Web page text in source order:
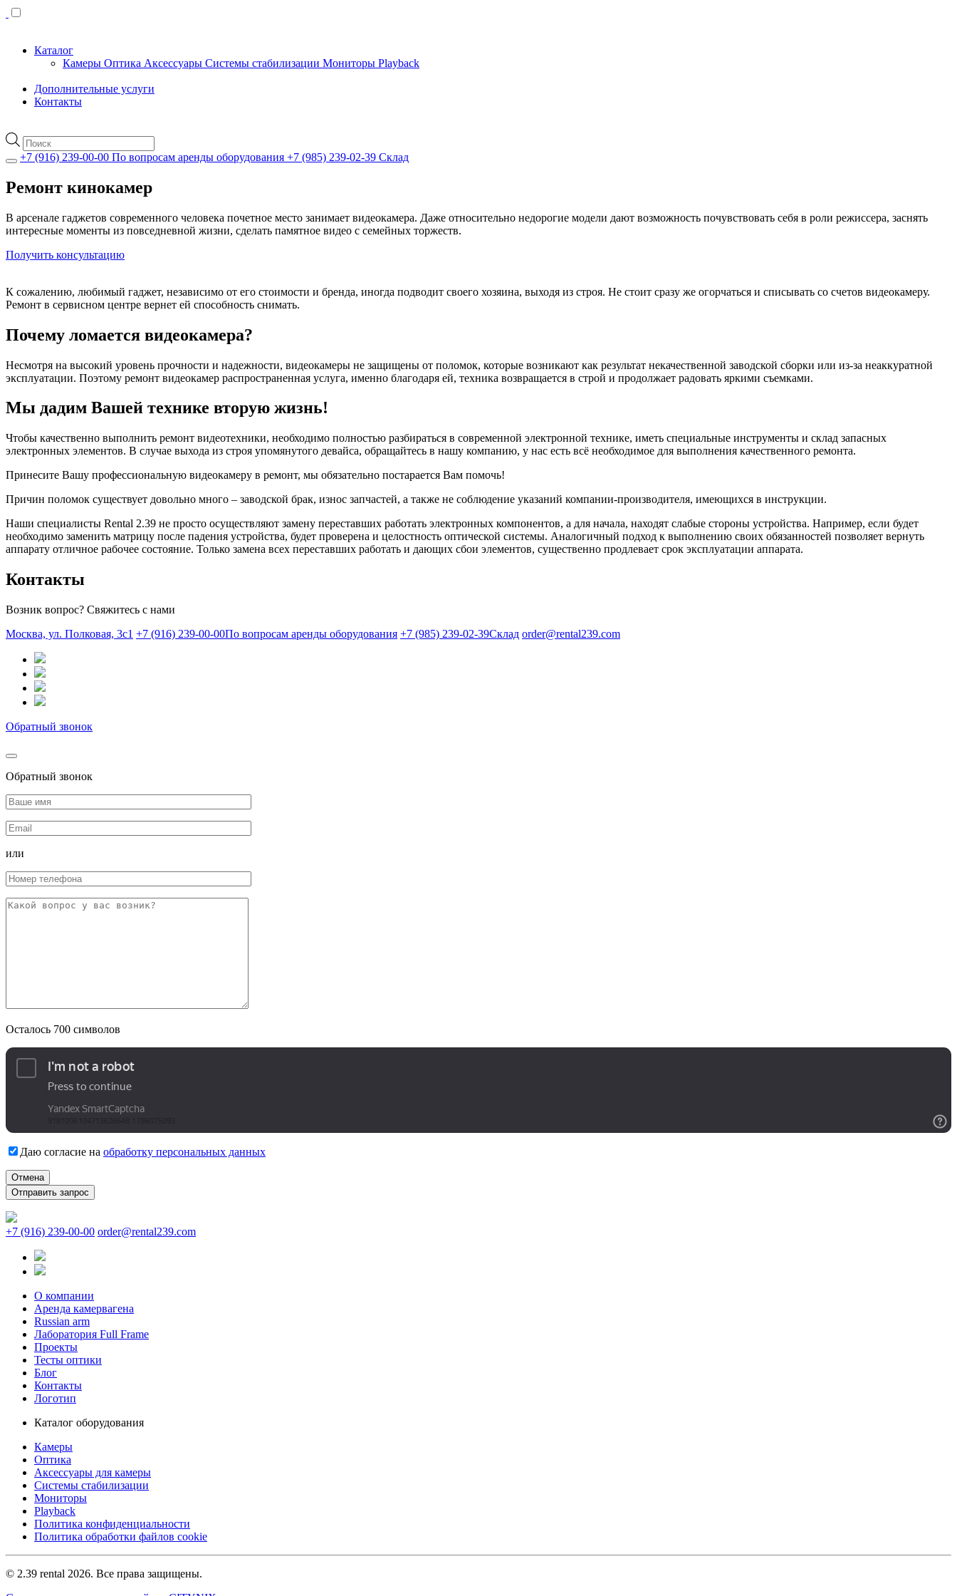
Каталог
Камеры Оптика Аксессуары Системы стабилизации Мониторы Playback
Дополнительные услуги
Контакты
Поиск
товаров
+7 (916) 239-00-00 По вопросам аренды оборудования +7 (985) 239-02-39 Склад
Ремонт кинокамер
В арсенале гаджетов современного человека почетное место занимает видеокамера. Даже относительно недорогие модели дают возможность почувствовать себя в роли режиссера, заснять
интересные моменты из повседневной жизни, сделать памятное видео с семейных торжеств.
Получить консультацию
К сожалению, любимый гаджет, независимо от его стоимости и бренда, иногда подводит своего хозяина, выходя из строя. Не стоит сразу же огорчаться и списывать со счетов видеокамеру.
Ремонт в сервисном центре вернет ей способность снимать.
Почему ломается видеокамера?
Несмотря на высокий уровень прочности и надежности, видеокамеры не защищены от поломок, которые возникают как результат некачественной заводской сборки или из-за неаккуратной
эксплуатации. Поэтому ремонт видеокамер распространенная услуга, именно благодаря ей, техника возвращается в строй и продолжает радовать яркими съемками.
Мы дадим Вашей технике вторую жизнь!
Чтобы качественно выполнить ремонт видеотехники, необходимо полностью разбираться в современной электронной технике, иметь специальные инструменты и склад запасных
электронных элементов. В случае выхода из строя упомянутого девайса, обращайтесь в нашу компанию, у нас есть всё необходимое для выполнения качественного ремонта.
Принесите Вашу профессиональную видеокамеру в ремонт, мы обязательно постарается Вам помочь!
Причин поломок существует довольно много – заводской брак, износ запчастей, а также не соблюдение указаний компании-производителя, имеющихся в инструкции.
Наши специалисты Rental 2.39 не просто осуществляют замену переставших работать электронных компонентов, а для начала, находят слабые стороны устройства. Например, если будет
необходимо заменить матрицу после падения устройства, будет проверена и целостность оптической системы. Аналогичный подход к выполнению своих обязанностей позволяет вернуть
аппарату отличное рабочее состояние. Только замена всех переставших работать и дающих сбои элементов, существенно продлевает срок эксплуатации аппарата.
Контакты
Возник вопрос? Свяжитесь с нами
Москва, ул. Полковая, 3с1 +7 (916) 239-00-00По вопросам аренды оборудования +7 (985) 239-02-39Склад order@rental239.com
Обратный звонок
Обратный звонок
или
Осталось 700 символов
Даю согласие на обработку персональных данных
Отмена
+7 (916) 239-00-00 order@rental239.com
О компании
Аренда камервагена
Russian arm
Лаборатория Full Frame
Проекты
Тесты оптики
Блог
Контакты
Логотип
Каталог оборудования
Камеры
Оптика
Аксессуары для камеры
Системы стабилизации
Мониторы
Playback
Политика конфиденциальности
Политика обработки файлов cookie
© 2.39 rental 2026. Все права защищены.